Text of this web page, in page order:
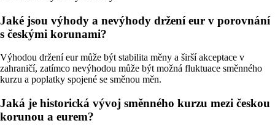
Jaké jsou výhody a nevýhody držení eur v porovnání
s českými korunami?
Výhodou držení eur může být stabilita měny a širší akceptace v
zahraničí, zatímco nevýhodou může být možná fluktuace směnného
kurzu a poplatky spojené se směnou měn.
Jaká je historická vývoj směnného kurzu mezi českou
korunou a eurem?